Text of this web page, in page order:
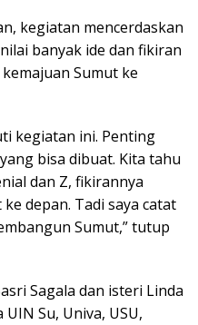
kegiatan mencerdaskan
banyak ide dan fikiran
Sumut ke
kegiatan ini. Penting
bisa dibuat. Kita tahu
dan Z, fikirannya
depan. Tadi saya catat
Sumut,” tutup
Sagala dan isteri Linda
Su, Univa, USU,